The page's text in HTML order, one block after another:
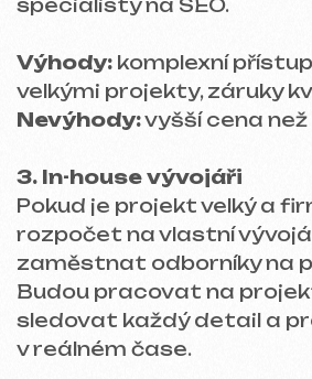
se s vašimi požadavky nemusí
Typ platformy:
Tilda, WordPress nebo
vlastní řešení?
Každá platforma má své zvláštnosti
důležité vědět, jaké zkušenosti váš
projekt vyžaduje.
Klíčové body:Responzivita: web by
správně fungovat na všech zařízeních.
Rychlost načítání: pokud se web
déle než 3 sekundy, většina uživatelů
pravděpodobně opustí.
Navigace a struktura: pokud je těžké
na webu zorientovat, není to dobré
znamení.
Rada:Nekupujte zajíce v pytli!